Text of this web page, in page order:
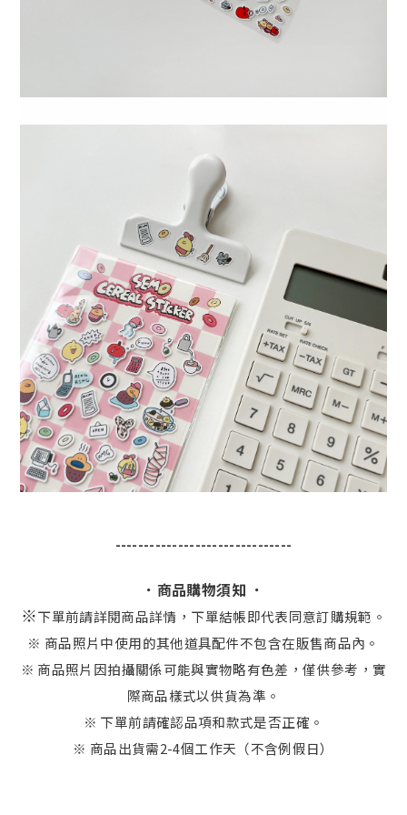
-------------------------------
．商品購物須知 ．
※下單前請詳閱商品詳情，下單結帳即代表同意訂購規範。
※ 商品照片中使用的其他道具配件不包含在販售商品內。
※ 商品照片因拍攝關係可能與實物略有色差，僅供參考，實
際商品樣式以供貨為準。
※ 下單前請確認品項和款式是否正確。
※ 商品出貨需2-4個工作天（不含例假日）